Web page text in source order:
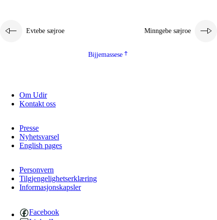
Evtebe sæjroe Minngebe sæjroe
Bijjemassese
Om Udir
Kontakt oss
Presse
Nyhetsvarsel
English pages
Personvern
Tilgjengelighetserklæring
Informasjonskapsler
Facebook